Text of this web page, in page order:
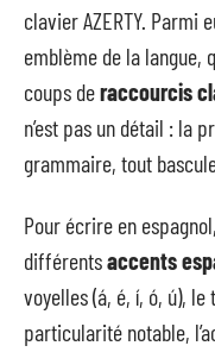
clavier AZERTY. Parmi
emblème de la langue,
coups deraccourcis
n’est pas un détail : la
grammaire, tout
Pour écrire en
différentsaccents
voyelles (á, é, í, ó, ú),
particularité notable,